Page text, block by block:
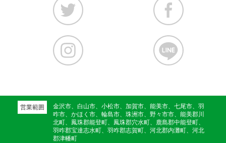
営業範囲
金沢市、白山市、小松市、加賀市、能美市、七尾市、羽
咋市、かほく市、輪島市、珠洲市、野々市市、能美郡川
北町、鳳珠郡能登町、鳳珠郡穴水町、鹿島郡中能登町、
羽咋郡宝達志水町、羽咋郡志賀町、河北郡内灘町、河北
郡津幡町